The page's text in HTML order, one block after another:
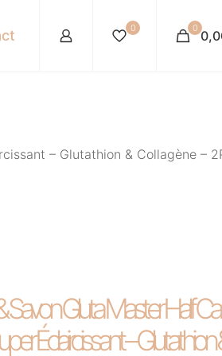
0 0
– Glutathion & Collagène –
Gluta Master Half
Éclaircissant –